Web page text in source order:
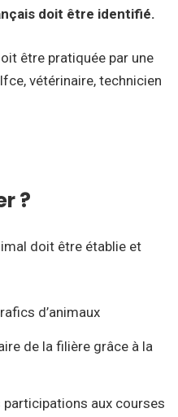
doit être identifié.
être pratiquée par une
vétérinaire, technicien
?
doit être établie et
d’animaux
de la filière grâce à la
aux courses